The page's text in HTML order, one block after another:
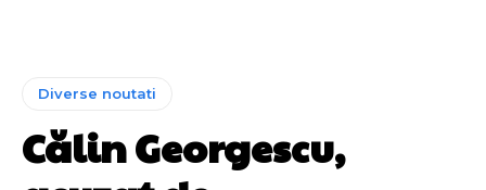
Diverse noutati
Călin Georgescu,